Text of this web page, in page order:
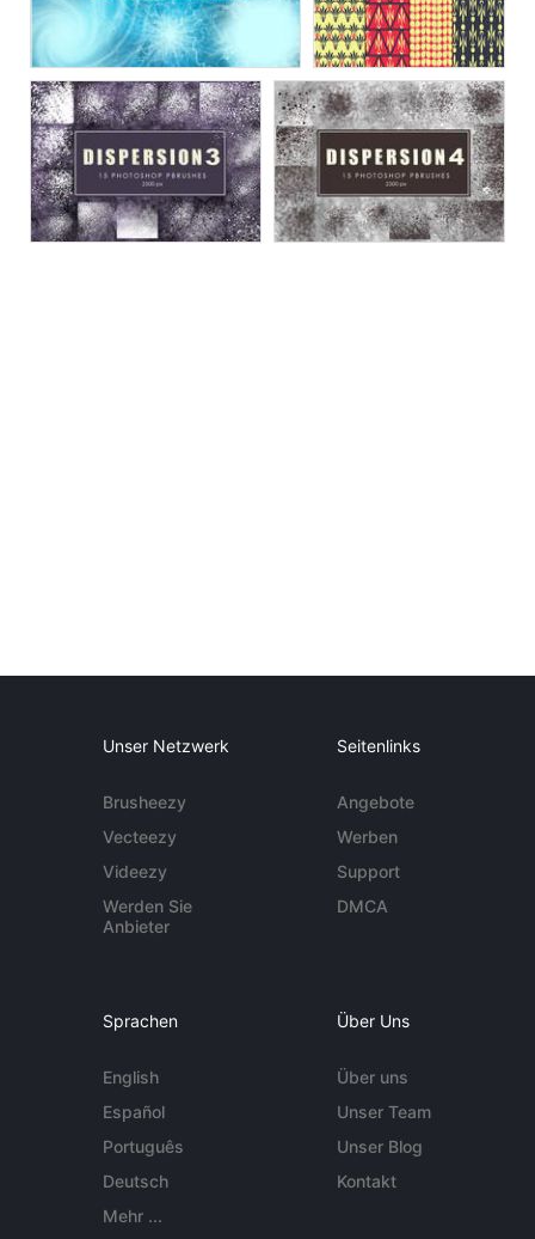
Unser Netzwerk
Brusheezy
Vecteezy
Videezy
Werden Sie
Anbieter
Seitenlinks
Angebote
Werben
Support
DMCA
Sprachen
English
Español
Português
Deutsch
Mehr ...
Über Uns
Über uns
Unser Team
Unser Blog
Kontakt